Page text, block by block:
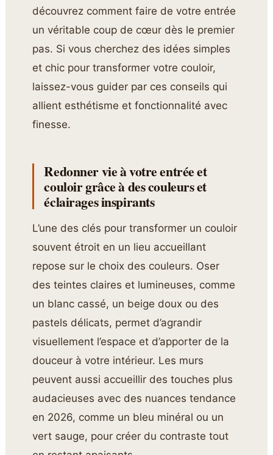
découvrez comment faire de votre entrée
un véritable coup de cœur dès le premier
pas. Si vous cherchez des idées simples
et chic pour transformer votre couloir,
laissez-vous guider par ces conseils qui
allient esthétisme et fonctionnalité avec
finesse.
Redonner vie à votre entrée et
couloir grâce à des couleurs et
éclairages inspirants
L’une des clés pour transformer un couloir
souvent étroit en un lieu accueillant
repose sur le choix des couleurs. Oser
des teintes claires et lumineuses, comme
un blanc cassé, un beige doux ou des
pastels délicats, permet d’agrandir
visuellement l’espace et d’apporter de la
douceur à votre intérieur. Les murs
peuvent aussi accueillir des touches plus
audacieuses avec des nuances tendance
en 2026, comme un bleu minéral ou un
vert sauge, pour créer du contraste tout